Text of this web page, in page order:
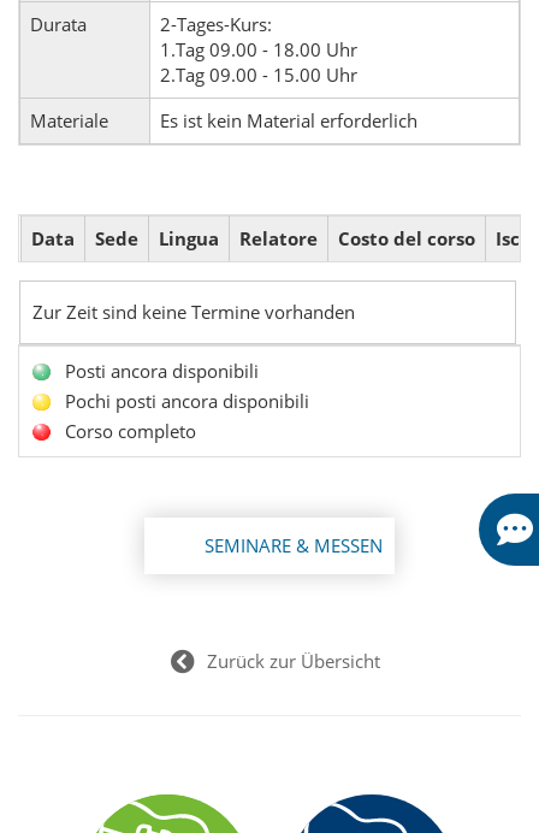
Durata
2-Tages-Kurs:
1.Tag 09.00 - 18.00 Uhr
2.Tag 09.00 - 15.00 Uhr
Materiale
Es ist kein Material erforderlich
Data Sede Lingua Relatore Costo del corso
Zur Zeit sind keine Termine vorhanden
Posti ancora disponibili
Pochi posti ancora disponibili
Corso completo
SEMINARE & MESSEN
Zurück zur Übersicht